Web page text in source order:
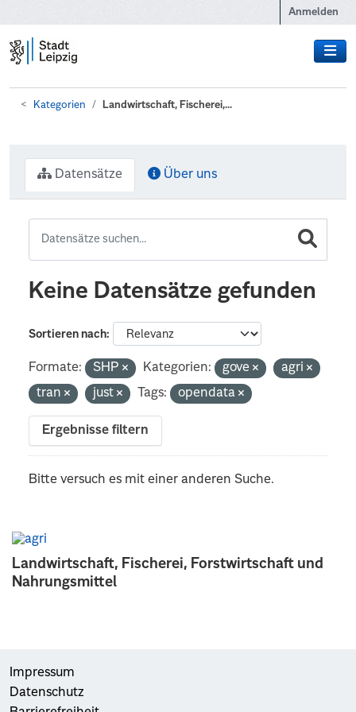
Anmelden
Kategorien Landwirtschaft, Fischerei,...
Landwirtschaft, Fischerei, Forstwirtschaft und
Nahrungsmittel
Datensätze Über uns
Keine Datensätze gefunden
Sortieren nach
Formate: SHP Kategorien: gove
agri
tran
just Tags: opendata
Ergebnisse filtern
Bitte versuch es mit einer anderen Suche.
Impressum
Datenschutz